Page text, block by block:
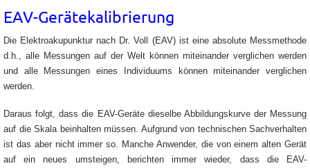
EAV-Gerätekalibrierung
Die Elektroakupunktur nach Dr. Voll (EAV) ist eine absolute Messmethode
d.h., alle Messungen auf der Welt können miteinander verglichen werden
und alle Messungen eines Individuums können miteinander verglichen
werden.
Daraus folgt, dass die EAV-Geräte dieselbe Abbildungskurve der Messung
auf die Skala beinhalten müssen. Aufgrund von technischen Sachverhalten
ist das aber nicht immer so. Manche Anwender, die von einem alten Gerät
auf ein neues umsteigen, berichten immer wieder, dass die EAV-